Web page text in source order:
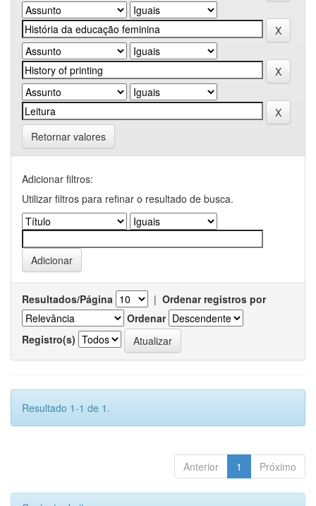
Retornar valores
Adicionar filtros:
Utilizar filtros para refinar o resultado de busca.
Resultados/Página | Ordenar registros por
Ordenar
Registro(s)
Resultado 1-1 de 1.
Anterior 1 Próximo